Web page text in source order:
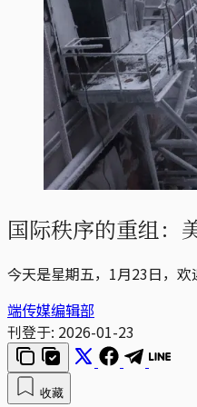
国际秩序的重组：
今天是星期五，1月23日，欢
端传媒编辑部
刊登于: 2026-01-23
收藏